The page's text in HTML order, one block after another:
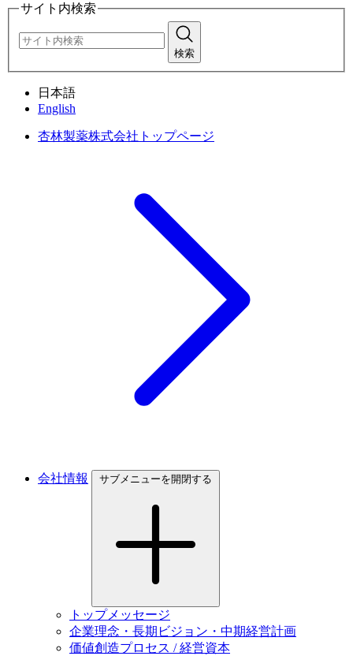
サイト内検索
検索
日本語
English
杏林製薬株式会社トップページ
会社情報 サブメニューを開閉する
トップメッセージ
企業理念・長期ビジョン・中期経営計画
価値創造プロセス / 経営資本